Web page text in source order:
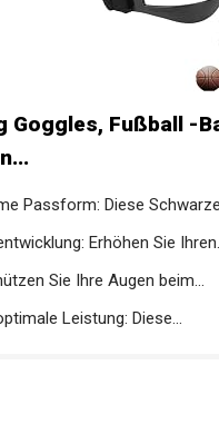
Goggles, Fußball -
Passform: Diese
Erhöhen Sie
Sie Ihre Augen beim...
Leistung: Diese...